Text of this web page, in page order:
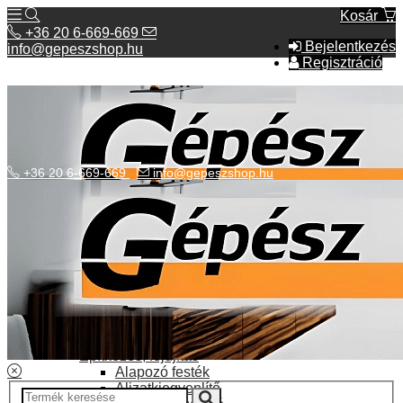
Kosár
Bejelentkezés
Regisztráció
+36 20 6-669-669
info@gepeszshop.hu
Kategóriák menü
Bolhapiac
Elektromos fűtés
Építkezés, fejújítás
Alapozó festék
Aljzatkiegyenlítő
+36 20 6-669-669 info@gepeszshop.hu